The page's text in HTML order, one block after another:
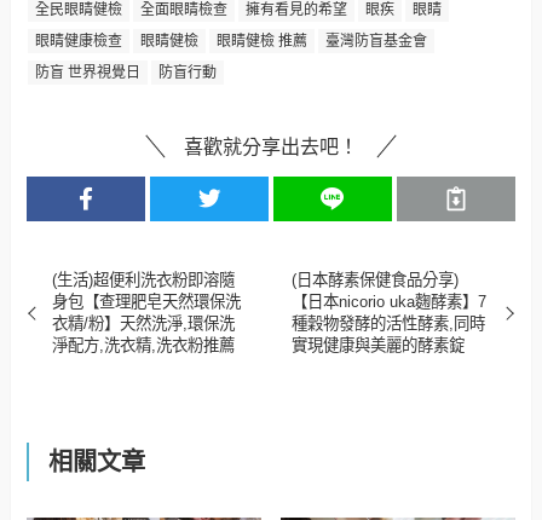
全民眼睛健檢
全面眼睛檢查 擁有看見的希望 眼疾
眼睛
眼睛健康檢查
眼睛健檢 眼睛健檢 推薦
臺灣防盲基金會
防盲 世界視覺日
防盲行動
喜歡就分享出去吧！
(生活)超便利洗衣粉即溶隨
身包【查理肥皂天然環保洗
衣精/粉】天然洗淨,環保洗
淨配方,洗衣精,洗衣粉推薦
(日本酵素保健食品分享)
【日本nicorio uka麴酵素】7
種穀物發酵的活性酵素,同時
實現健康與美麗的酵素錠
相關文章